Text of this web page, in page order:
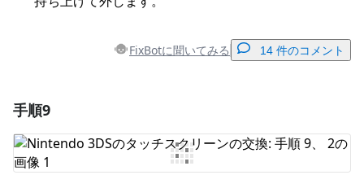
FixBotに聞いてみる 14 件のコメント
コメントを追加
手順9